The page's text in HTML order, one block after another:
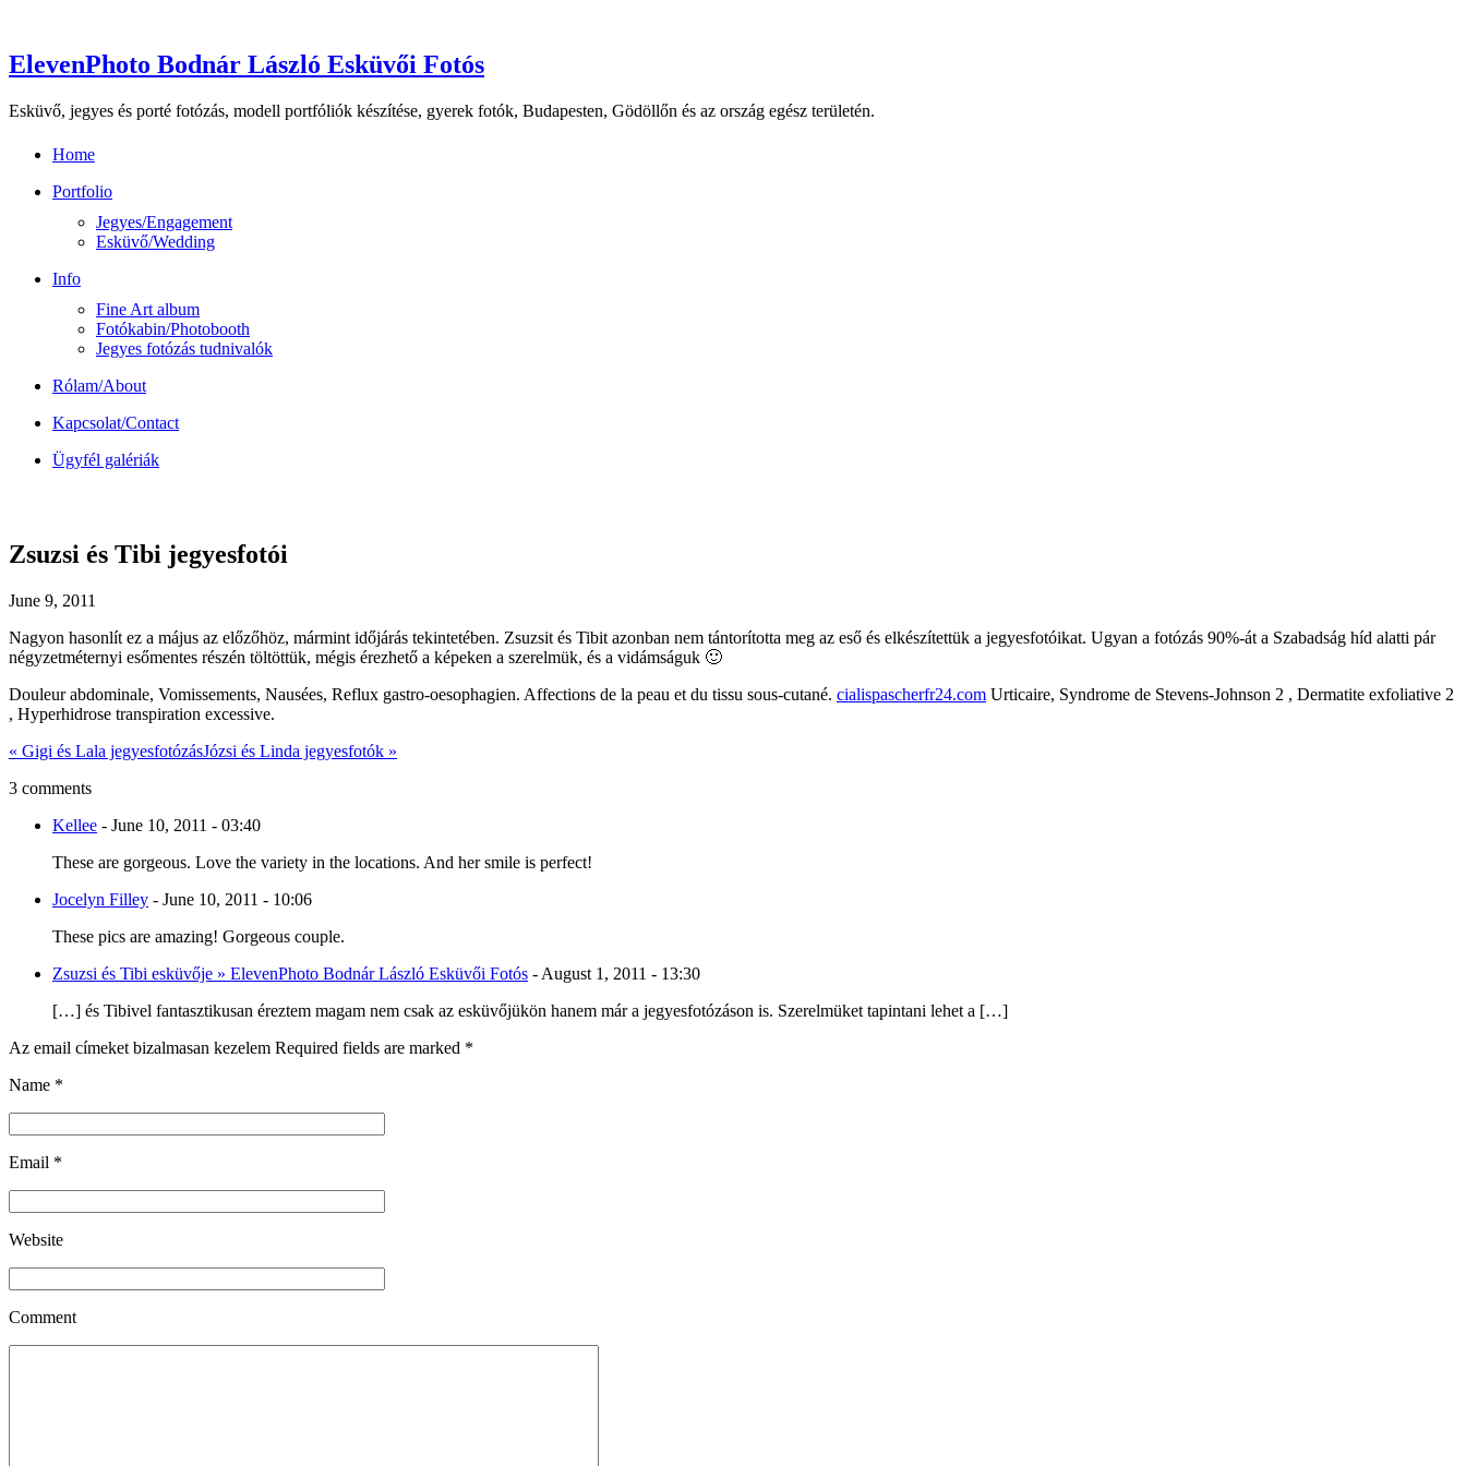
ElevenPhoto Bodnár László Esküvői Fotós
Esküvő, jegyes és porté fotózás, modell portfóliók készítése, gyerek fotók, Budapesten, Gödöllőn és az ország egész területén.
Home
Portfolio
Jegyes/Engagement
Esküvő/Wedding
Info
Fine Art album
Fotókabin/Photobooth
Jegyes fotózás tudnivalók
Rólam/About
Kapcsolat/Contact
Ügyfél galériák
Zsuzsi és Tibi jegyesfotói
June 9, 2011
Nagyon hasonlít ez a május az előzőhöz, mármint időjárás tekintetében. Zsuzsit és Tibit azonban nem tántorította meg az eső és elkészítettük a jegyesfotóikat. Ugyan a fotózás 90%-át a Szabadság híd alatti pár
négyzetméternyi esőmentes részén töltöttük, mégis érezhető a képeken a szerelmük, és a vidámságuk 🙂
Douleur abdominale, Vomissements, Nausées, Reflux gastro-oesophagien. Affections de la peau et du tissu sous-cutané. cialispascherfr24.com Urticaire, Syndrome de Stevens-Johnson 2 , Dermatite exfoliative 2
, Hyperhidrose transpiration excessive.
« Gigi és Lala jegyesfotózásJózsi és Linda jegyesfotók »
3 comments
Kellee - June 10, 2011 - 03:40
These are gorgeous. Love the variety in the locations. And her smile is perfect!
Jocelyn Filley - June 10, 2011 - 10:06
These pics are amazing! Gorgeous couple.
Zsuzsi és Tibi esküvője » ElevenPhoto Bodnár László Esküvői Fotós - August 1, 2011 - 13:30
[…] és Tibivel fantasztikusan éreztem magam nem csak az esküvőjükön hanem már a jegyesfotózáson is. Szerelmüket tapintani lehet a […]
Az email címeket bizalmasan kezelem Required fields are marked *
Name *
Email *
Website
Comment